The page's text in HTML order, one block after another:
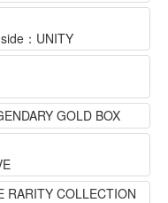
：UNITY
GOLD BOX
RARITY COLLECTION